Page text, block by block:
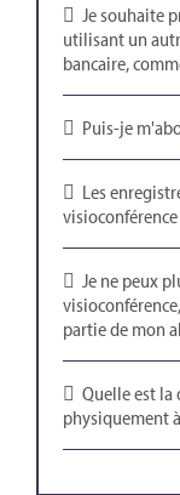
Je souhaite
utilisant un
bancaire,
Puis-je
Les
Je ne peux
partie de mon
Quelle est la
physiquement